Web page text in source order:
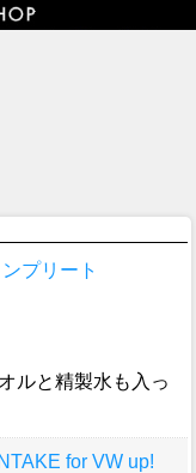
プリート
ルと精製水も入っ
for VW up!